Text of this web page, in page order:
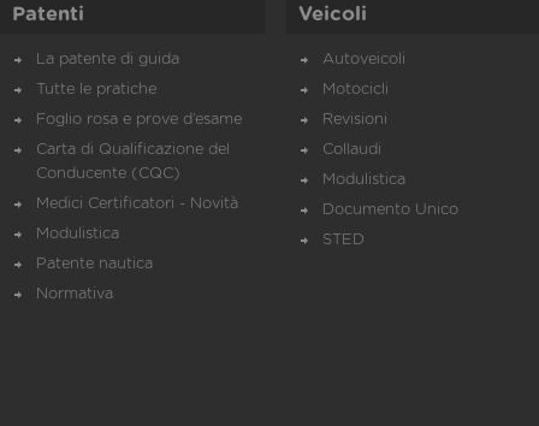
Patenti
La patente di guida
Tutte le pratiche
Foglio rosa e prove d’esame
Carta di Qualificazione del
Conducente (CQC)
Medici Certificatori - Novità
Modulistica
Patente nautica
Normativa
Veicoli
Autoveicoli
Motocicli
Revisioni
Collaudi
Modulistica
Documento Unico
STED